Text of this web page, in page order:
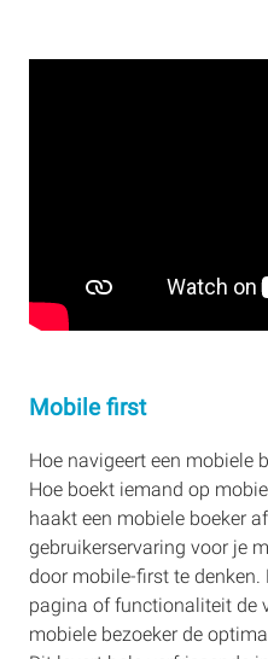
Mobile first
Hoe navigeert een mobiele
Hoe boekt iemand op
haakt een mobiele boeker
gebruikerservaring voor je
door mobile-first te
pagina of functionaliteit de
mobiele bezoeker de